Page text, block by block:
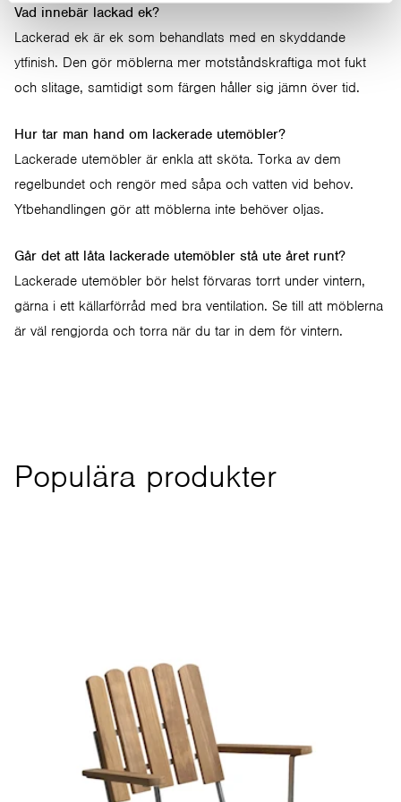
Vad innebär lackad ek?
Lackerad ek är ek som behandlats med en skyddande
ytfinish. Den gör möblerna mer motståndskraftiga mot fukt
och slitage, samtidigt som färgen håller sig jämn över tid.
Hur tar man hand om lackerade utemöbler?
Lackerade utemöbler är enkla att sköta. Torka av dem
regelbundet och rengör med såpa och vatten vid behov.
Ytbehandlingen gör att möblerna inte behöver oljas.
Går det att låta lackerade utemöbler stå ute året runt?
Lackerade utemöbler bör helst förvaras torrt under vintern,
gärna i ett källarförråd med bra ventilation. Se till att möblerna
är väl rengjorda och torra när du tar in dem för vintern.
Populära produkter